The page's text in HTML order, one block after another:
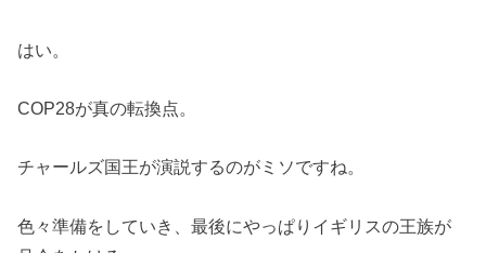
はい。
COP28が真の転換点。
チャールズ国王が演説するのがミソですね。
色々準備をしていき、最後にやっぱりイギリスの王族が